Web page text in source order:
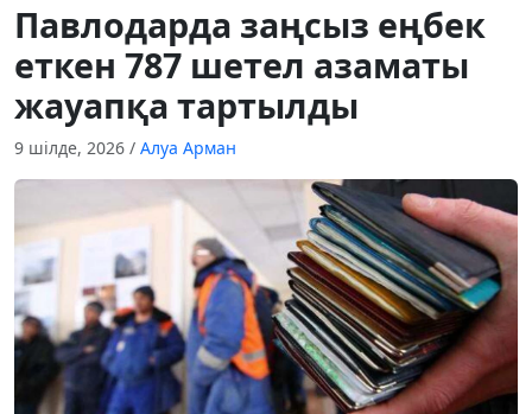
Павлодарда заңсыз еңбек
еткен 787 шетел азаматы
жауапқа тартылды
9 шілде, 2026 / Алуа Арман